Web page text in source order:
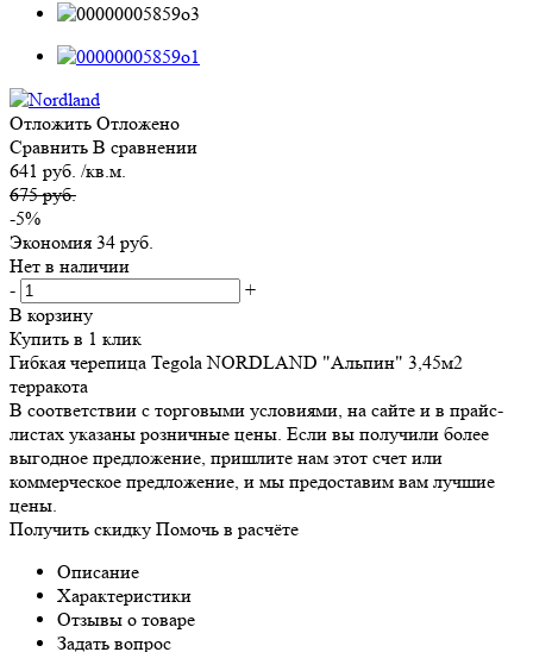
Отложить Отложено
Сравнить В сравнении
641 руб. /кв.м.
675 руб.
-5%
Экономия 34 руб.
Нет в наличии
-
+
В корзину
Купить в 1 клик
Гибкая черепица Tegola NORDLAND "Альпин" 3,45м2
терракота
В соответствии с торговыми условиями, на сайте и в прайс-
листах указаны розничные цены. Если вы получили более
выгодное предложение, пришлите нам этот счет или
коммерческое предложение, и мы предоставим вам лучшие
цены.
Получить скидку Помочь в расчёте
Описание
Характеристики
Отзывы о товаре
Задать вопрос